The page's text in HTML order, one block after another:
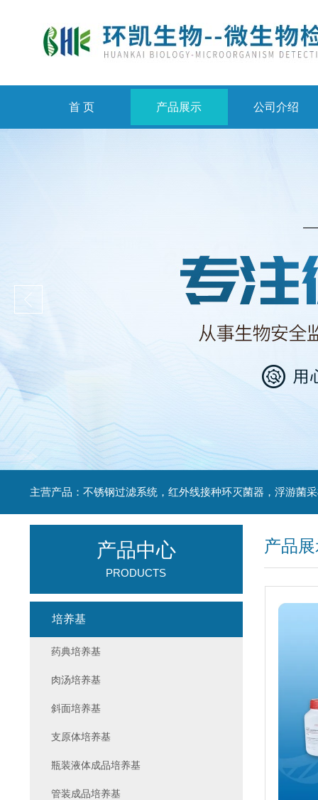
首 页 产品展示 公司介绍
产品
产品中心
PRODUCTS
培养基
药典培养基
肉汤培养基
斜面培养基
支原体培养基
瓶装液体成品培养基
管装成品培养基